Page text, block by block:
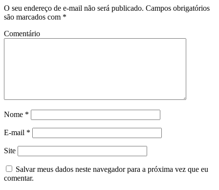
O seu endereço de e-mail não será publicado. Campos obrigatórios
são marcados com *
Comentário
Nome *
E-mail *
Site
Salvar meus dados neste navegador para a próxima vez que eu
comentar.